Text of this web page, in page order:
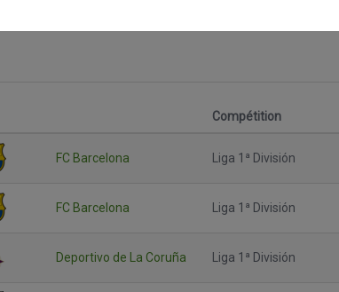
Compétition
FC Barcelona Liga 1ª División
FC Barcelona Liga 1ª División
Deportivo de La Coruña Liga 1ª División